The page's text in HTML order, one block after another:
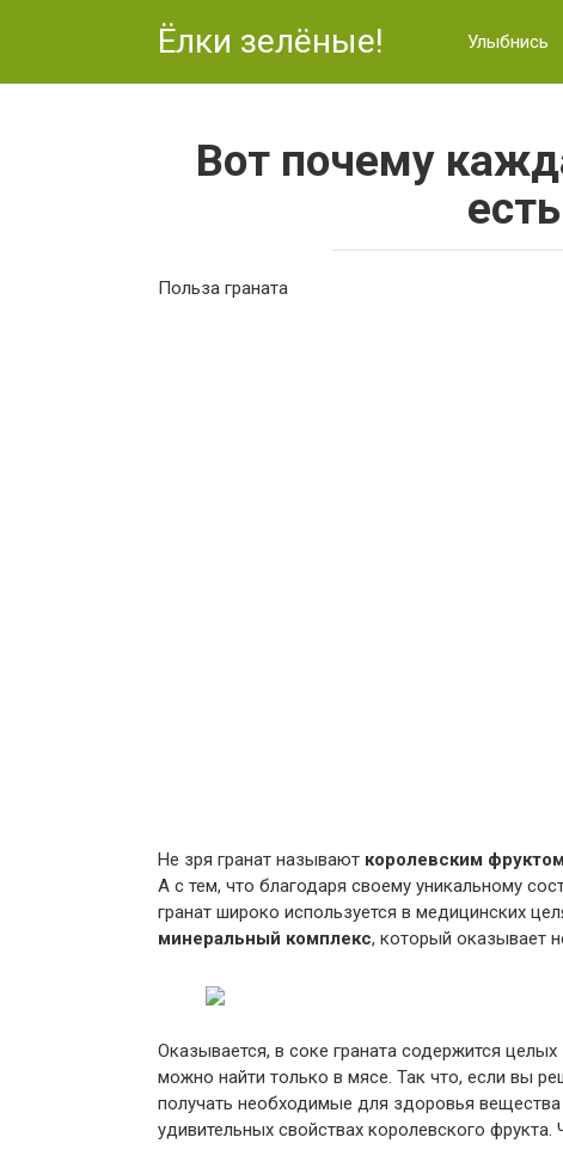
Ёлки зелёные! Улыбнись
Вот почему
Польза граната
Не зря гранат называют королевским фруктом
А с тем, что благодаря своему уникальному
гранат широко используется в медицинских
минеральный комплекс, который оказывает
Оказывается, в соке граната содержится целых
можно найти только в мясе. Так что, если вы
получать необходимые для здоровья
удивительных свойствах королевского